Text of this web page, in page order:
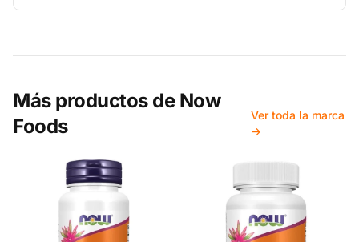
Más productos de Now
Foods
Ver toda la marca
→